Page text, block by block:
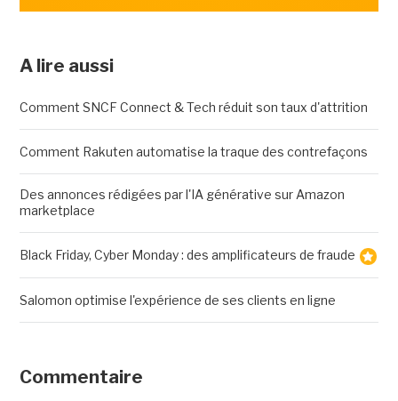
A lire aussi
Comment SNCF Connect & Tech réduit son taux d'attrition
Comment Rakuten automatise la traque des contrefaçons
Des annonces rédigées par l'IA générative sur Amazon
marketplace
Black Friday, Cyber Monday : des amplificateurs de fraude
Salomon optimise l'expérience de ses clients en ligne
Commentaire